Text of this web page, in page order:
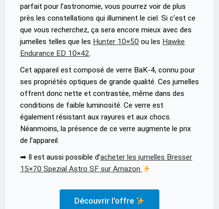
parfait pour l’astronomie, vous pourrez voir de plus
près les constellations qui illuminent le ciel. Si c’est ce
que vous recherchez, ça sera encore mieux avec des
jumelles telles que les Hunter 10×50 ou les Hawke
Endurance ED 10×42.
Cet appareil est composé de verre BaK-4, connu pour
ses propriétés optiques de grande qualité. Ces jumelles
offrent donc nette et contrastée, même dans des
conditions de faible luminosité. Ce verre est
également résistant aux rayures et aux chocs.
Néanmoins, la présence de ce verre augmente le prix
de l’appareil.
➡ Il est aussi possible d’acheter les jumelles Bresser
15×70 Spezial Astro SF sur Amazon
Découvrir l'offre